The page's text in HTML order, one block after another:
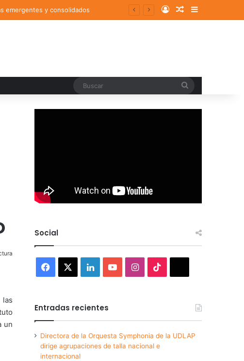
emergentes y consolidados Log InRandom Article
Sidebar
las
un
Social
Facebook LinkedInYouTubeInstagram
Entradas recientes
Directora de la Orquesta Symphonia de la UDLAP
dirige agrupaciones de talla nacional e
internacional